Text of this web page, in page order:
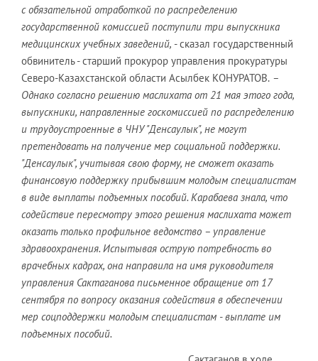
с обязательной отработкой по распределению
государственной комиссией поступили три выпускника
медицинских учебных заведений, - сказал государственный
обвинитель - старший прокурор управления прокуратуры
Северо-Казахстанской области Асылбек КОНУРАТОВ. –
Однако согласно решению маслихата от 21 мая этого года,
выпускники, направленные госкомиссией по распределению
и трудоустроенные в ЧНУ "Денсаулык", не могут
претендовать на получение мер социальной поддержки.
"Денсаулык", учитывая свою форму, не сможет оказать
финансовую поддержку прибывшим молодым специалистам
в виде выплаты подъемных пособий. Карабаева знала, что
содействие пересмотру этого решения маслихата может
оказать только профильное ведомство – управление
здравоохранения. Испытывая острую потребность во
врачебных кадрах, она направила на имя руководителя
управления Сактаганова письменное обращение от 17
сентября по вопросу оказания содействия в обеспечении
мер соцподдержки молодым специалистам - выплате им
подъемных пособий.